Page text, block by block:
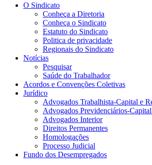
O Sindicato
Conheça a Diretoria
Conheça o Sindicato
Estatuto do Sindicato
Politica de privacidade
Regionais do Sindicato
Notícias
Pesquisar
Saúde do Trabalhador
Acordos e Convenções Coletivas
Jurídico
Advogados Trabalhista-Capital e
Advogados Previdenciários-
Advogados Interior
Direitos Permanentes
Homologações
Processo Judicial
Fundo dos Desempregados